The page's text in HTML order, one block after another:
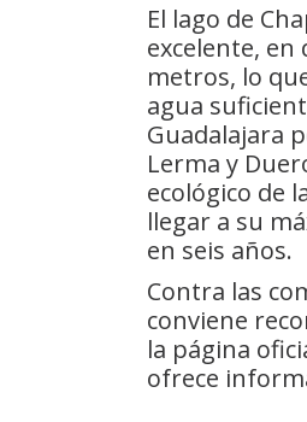
El lago de
excelente, en
metros, lo
agua
Guadalajara
Lerma y
ecológico de
llegar a su
en seis años.
Contra las
conviene
la página
ofrece